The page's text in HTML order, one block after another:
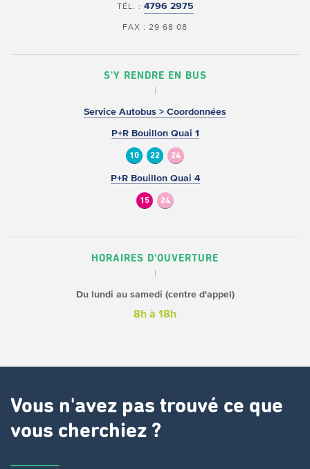
TÉL. : 4796 2975
FAX : 29 68 08
S'Y RENDRE EN BUS
Service Autobus > Coordonnées
P+R Bouillon Quai 1
10 22 24
P+R Bouillon Quai 4
15 24
HORAIRES D'OUVERTURE
Du lundi au samedi (centre d'appel)
8h à 18h
Vous n'avez pas trouvé ce que
vous cherchiez ?